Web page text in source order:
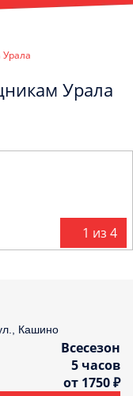
Урала
1 из 4
Кашино
Всесезон
5 часов
от 1750 ₽